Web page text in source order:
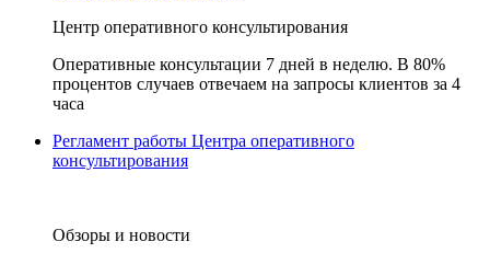
Центр оперативного консультирования
Оперативные консультации 7 дней в неделю. В 80%
процентов случаев отвечаем на запросы клиентов за 4
часа
Регламент работы Центра оперативного
консультирования
Обзоры и новости